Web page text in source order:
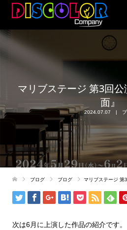
マリブステージ 第3回
面』
2024.07.07
ブログ ブログ マリブステージ 第
次は6月に上演した作品の紹介です。